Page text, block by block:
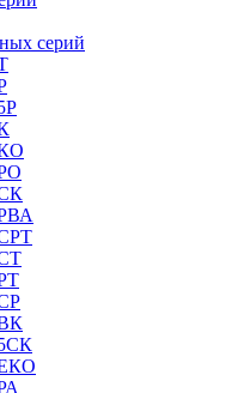
серий
ЕКО